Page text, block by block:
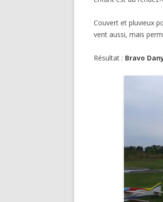
Couvert et pluvieux
vent aussi, mais
Résultat : Bravo